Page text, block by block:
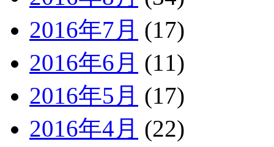
2016年7月 (17)
2016年6月 (11)
2016年5月 (17)
2016年4月 (22)